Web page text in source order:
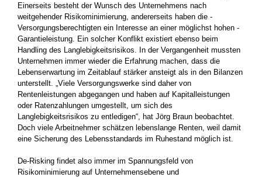
Einerseits besteht der Wunsch des Unternehmens nach
weitgehender Risikominimierung, andererseits haben die ­
Versorgungsberechtigten ein Interesse an einer möglichst hohen ­
Garantieleistung. Ein solcher Konflikt existiert ebenso beim
Handling des Langlebigkeitsrisikos. In der Vergangenheit mussten
Unternehmen immer wieder die Erfahrung machen, dass die
Lebenserwartung im Zeitablauf stärker ansteigt als in den Bilanzen
unterstellt. „Viele Versorgungswerke sind daher von
Rentenleistungen abgegangen und haben auf Kapitalleistungen
oder Ratenzahlungen umgestellt, um sich des
Langlebigkeitsrisikos zu entledigen“, hat Jörg Braun beobachtet.
Doch viele Arbeitnehmer schätzen lebenslange Renten, weil damit
eine Sicherung des Lebensstandards im Ruhestand möglich ist.
De-Risking findet also immer im Spannungsfeld von
Risikominimierung auf Unternehmensebene und